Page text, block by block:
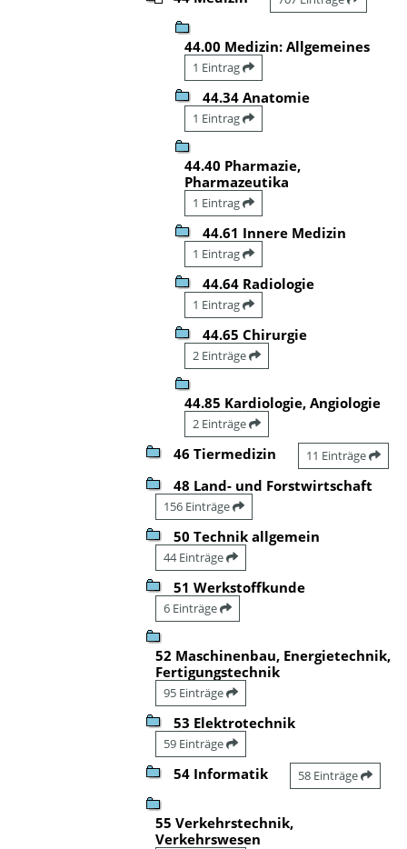
44.00 Medizin: Allgemeines
1 Eintrag
44.34 Anatomie
1 Eintrag
44.40 Pharmazie,
Pharmazeutika
1 Eintrag
44.61 Innere Medizin
1 Eintrag
44.64 Radiologie
1 Eintrag
44.65 Chirurgie
2 Einträge
44.85 Kardiologie, Angiologie
2 Einträge
46 Tiermedizin 11 Einträge
48 Land- und Forstwirtschaft
156 Einträge
50 Technik allgemein
44 Einträge
51 Werkstoffkunde
6 Einträge
52 Maschinenbau, Energietechnik,
Fertigungstechnik
95 Einträge
53 Elektrotechnik
59 Einträge
54 Informatik 58 Einträge
55 Verkehrstechnik,
Verkehrswesen